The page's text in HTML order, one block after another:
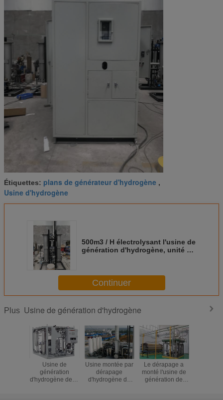
Étiquettes: plans de générateur d'hydrogène ,
Usine d'hydrogène
500m3 / H électrolysant l'usine de
génération d'hydrogène, unité de
Continuer
Plus Usine de génération d'hydrogène
Usine de
génération
d'hydrogène de la
Usine montée par
dérapage
d'hydrogène de
Le dérapage a
monté l'usine de
génération de